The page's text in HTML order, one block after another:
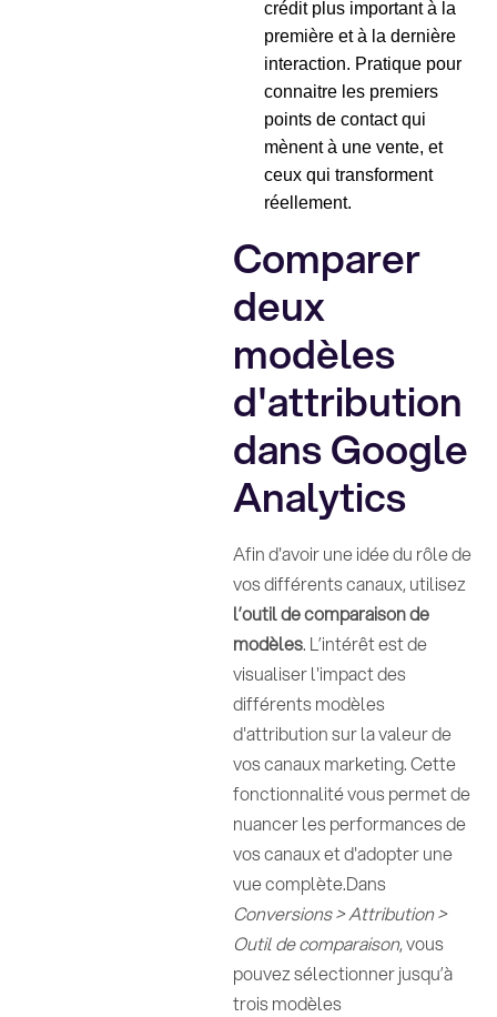
crédit plus important à la
première et à la dernière
interaction. Pratique pour
connaitre les premiers
points de contact qui
mènent à une vente, et
ceux qui transforment
réellement.
Comparer
deux
modèles
d'attribution
dans Google
Analytics
Afin d'avoir une idée du rôle de
vos différents canaux, utilisez
l’outil de comparaison de
modèles. L’intérêt est de
visualiser l'impact des
différents modèles
d'attribution sur la valeur de
vos canaux marketing. Cette
fonctionnalité vous permet de
nuancer les performances de
vos canaux et d'adopter une
vue complète.Dans
Conversions > Attribution >
Outil de comparaison, vous
pouvez sélectionner jusqu’à
trois modèles